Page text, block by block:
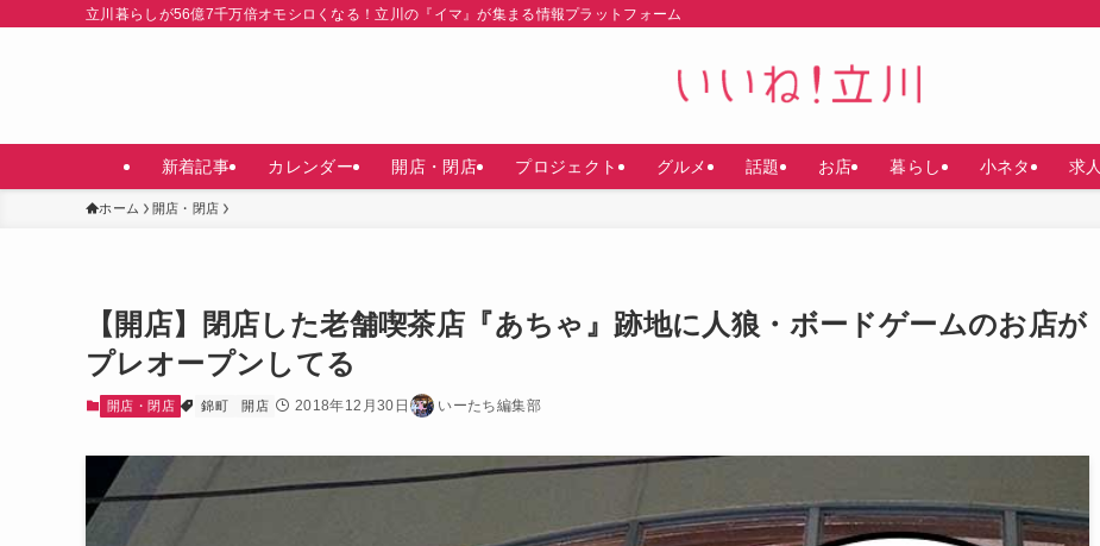
立川暮らしが56億7千万倍オモシロくなる！立川の『イマ』が集まる情報プラットフォーム
新着記事 カレンダー 開店・閉店 プロジェクト グルメ 話題 お店 暮らし 小ネタ 求人
ホーム 開店・閉店
【開店】閉店した老舗喫茶店『あちゃ』跡地に人狼・ボードゲームのお店が
プレオープンしてる
開店・閉店 錦町 開店 2018年12月30日 いーたち編集部